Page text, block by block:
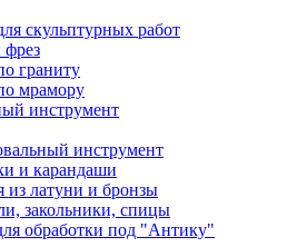
скульптурных работ
граниту
мрамору
инструмент
инструмент
и карандаши
из латуни и бронзы
закольники, спицы
обработки под "Антику"